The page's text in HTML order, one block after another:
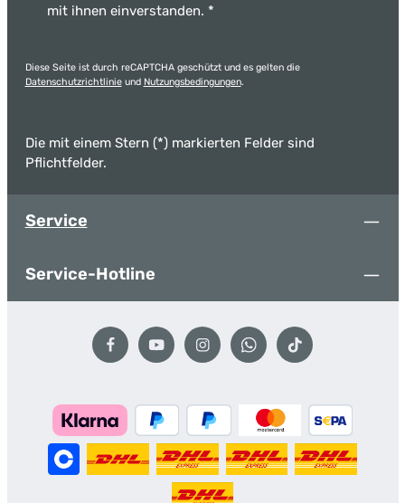
mit ihnen einverstanden. *
Diese Seite ist durch reCAPTCHA geschützt und es gelten die
Datenschutzrichtlinieund Nutzungsbedingungen.
Die mit einem Stern (*) markierten Felder sind
Pflichtfelder.
Service
Service-Hotline